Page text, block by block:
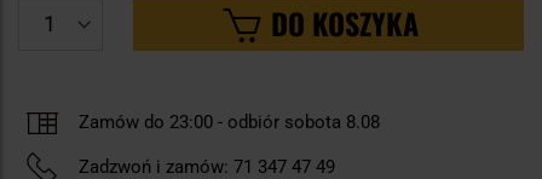
DO KOSZYKA
Zamów do 23:00 - odbiór sobota 8.08
Zadzwoń i zamów: 71 347 47 49